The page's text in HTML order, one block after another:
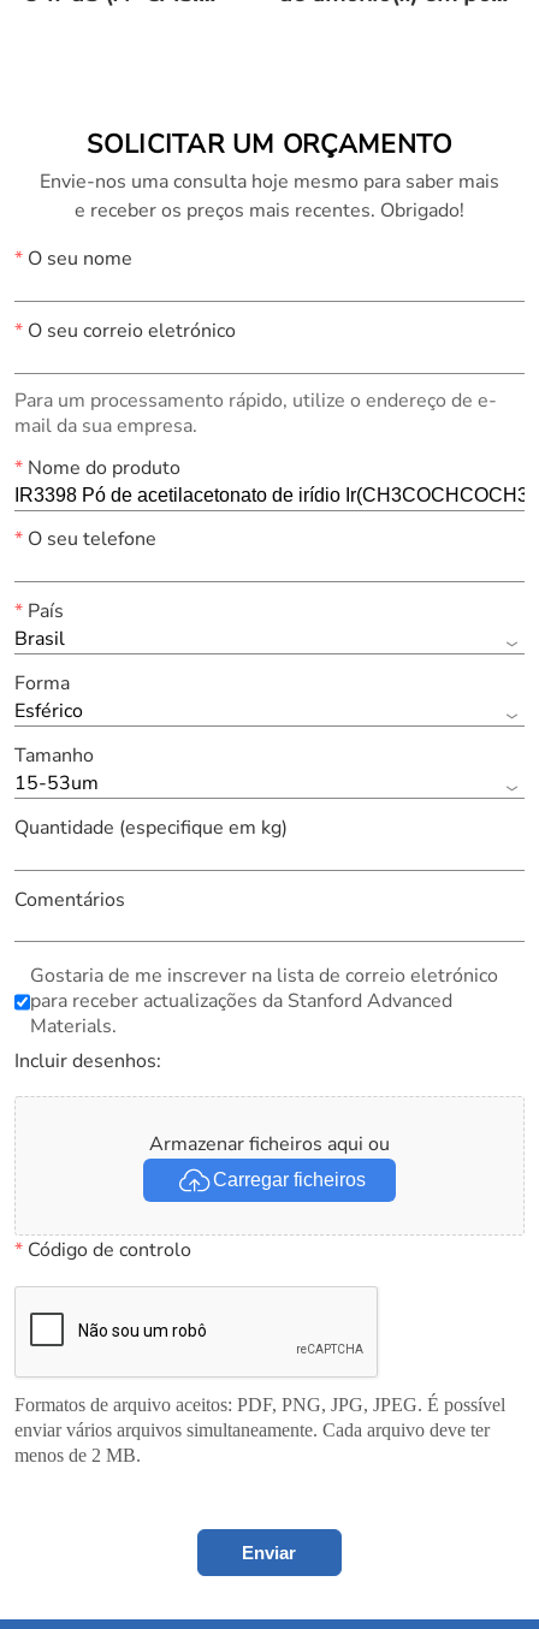
SOLICITAR UM ORÇAMENTO
Envie-nos uma consulta hoje mesmo para saber mais
e receber os preços mais recentes. Obrigado!
*O seu nome
*O seu correio eletrónico
Para um processamento rápido, utilize o endereço de e-
mail da sua empresa.
*Nome do produto
*O seu telefone
*País
Brasil
Forma
Esférico
Tamanho
15-53um
Quantidade (especifique em kg)
Comentários
Gostaria de me inscrever na lista de correio eletrónico
para receber actualizações da Stanford Advanced
Materials.
Incluir desenhos:
Armazenar ficheiros aqui ou
Carregar ficheiros
*Código de controlo
Formatos de arquivo aceitos: PDF, PNG, JPG, JPEG. É possível
enviar vários arquivos simultaneamente. Cada arquivo deve ter
menos de 2 MB.
Enviar